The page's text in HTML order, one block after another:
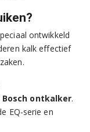
ontwikkeld
kalk effectief
ontkalker.
EQ-serie en